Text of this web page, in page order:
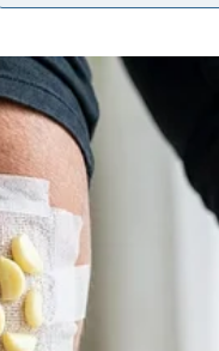
a sujeira pesada
espuma e resíduos do
com água
com pano macio,
seco, microfibra ou
fica engordurada
a repelir gotas de